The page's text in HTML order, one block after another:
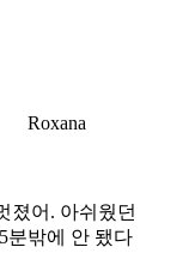
Roxana
졌어. 아쉬웠던
분밖에 안 됐다